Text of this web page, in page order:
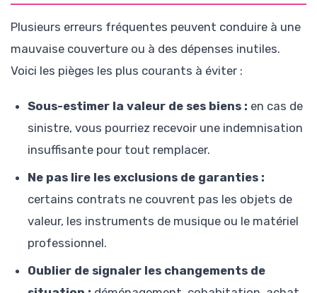
Plusieurs erreurs fréquentes peuvent conduire à une
mauvaise couverture ou à des dépenses inutiles.
Voici les pièges les plus courants à éviter :
Sous-estimer la valeur de ses biens : en cas de
sinistre, vous pourriez recevoir une indemnisation
insuffisante pour tout remplacer.
Ne pas lire les exclusions de garanties :
certains contrats ne couvrent pas les objets de
valeur, les instruments de musique ou le matériel
professionnel.
Oublier de signaler les changements de